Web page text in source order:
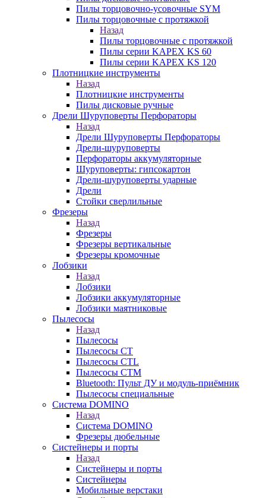
Пилы торцовочно-усовочные SYM
Пилы торцовочные с протяжкой
Назад
Пилы торцовочные с протяжкой
Пилы серии KAPEX KS 60
Пилы серии KAPEX KS 120
Плотницкие инструменты
Назад
Плотницкие инструменты
Пилы дисковые ручные
Дрели Шуруповерты Перфораторы
Назад
Дрели Шуруповерты Перфораторы
Дрели-шуруповерты
Перфораторы аккумуляторные
Шуруповерты: гипсокартон
Дрели-шуруповерты ударные
Дрели
Стойки сверлильные
Фрезеры
Назад
Фрезеры
Фрезеры вертикальные
Фрезеры кромочные
Лобзики
Назад
Лобзики
Лобзики аккумуляторные
Лобзики маятниковые
Пылесосы
Назад
Пылесосы
Пылесосы CT
Пылесосы CTL
Пылесосы CTM
Bluetooth: Пульт ДУ и модуль-приёмник
Пылесосы специальные
Система DOMINO
Назад
Система DOMINO
Фрезеры дюбельные
Систейнеры и порты
Назад
Систейнеры и порты
Систейнеры
Мобильные верстаки